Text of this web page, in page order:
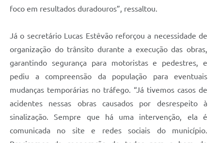
foco em resultados duradouros”, ressaltou.
Já o secretário Lucas Estêvão reforçou a necessidade de
organização do trânsito durante a execução das obras,
garantindo segurança para motoristas e pedestres, e
pediu a compreensão da população para eventuais
mudanças temporárias no tráfego. “Já tivemos casos de
acidentes nessas obras causados por desrespeito à
sinalização. Sempre que há uma intervenção, ela é
comunicada no site e redes sociais do município.